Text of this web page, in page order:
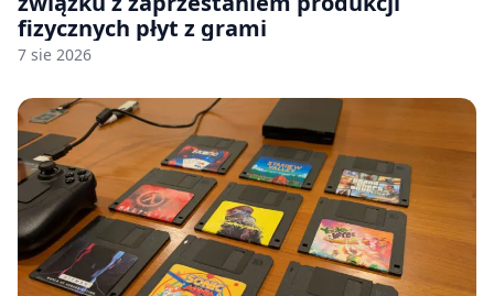
fizycznych płyt z grami
7 sie 2026